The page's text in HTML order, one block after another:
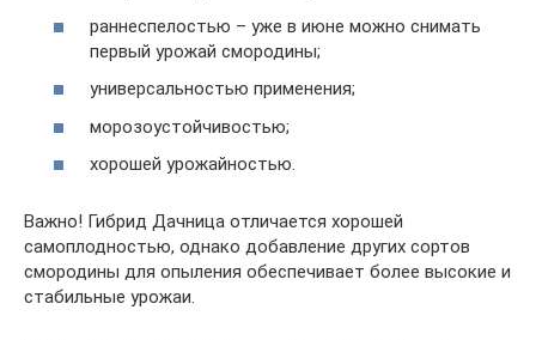
раннеспелостью – уже в июне можно снимать
первый урожай смородины;
универсальностью применения;
морозоустойчивостью;
хорошей урожайностью.
Важно! Гибрид Дачница отличается хорошей
самоплодностью, однако добавление других сортов
смородины для опыления обеспечивает более высокие и
стабильные урожаи.